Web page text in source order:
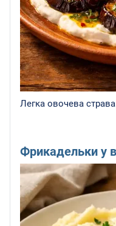
Легка овочева
Фрикадельки у